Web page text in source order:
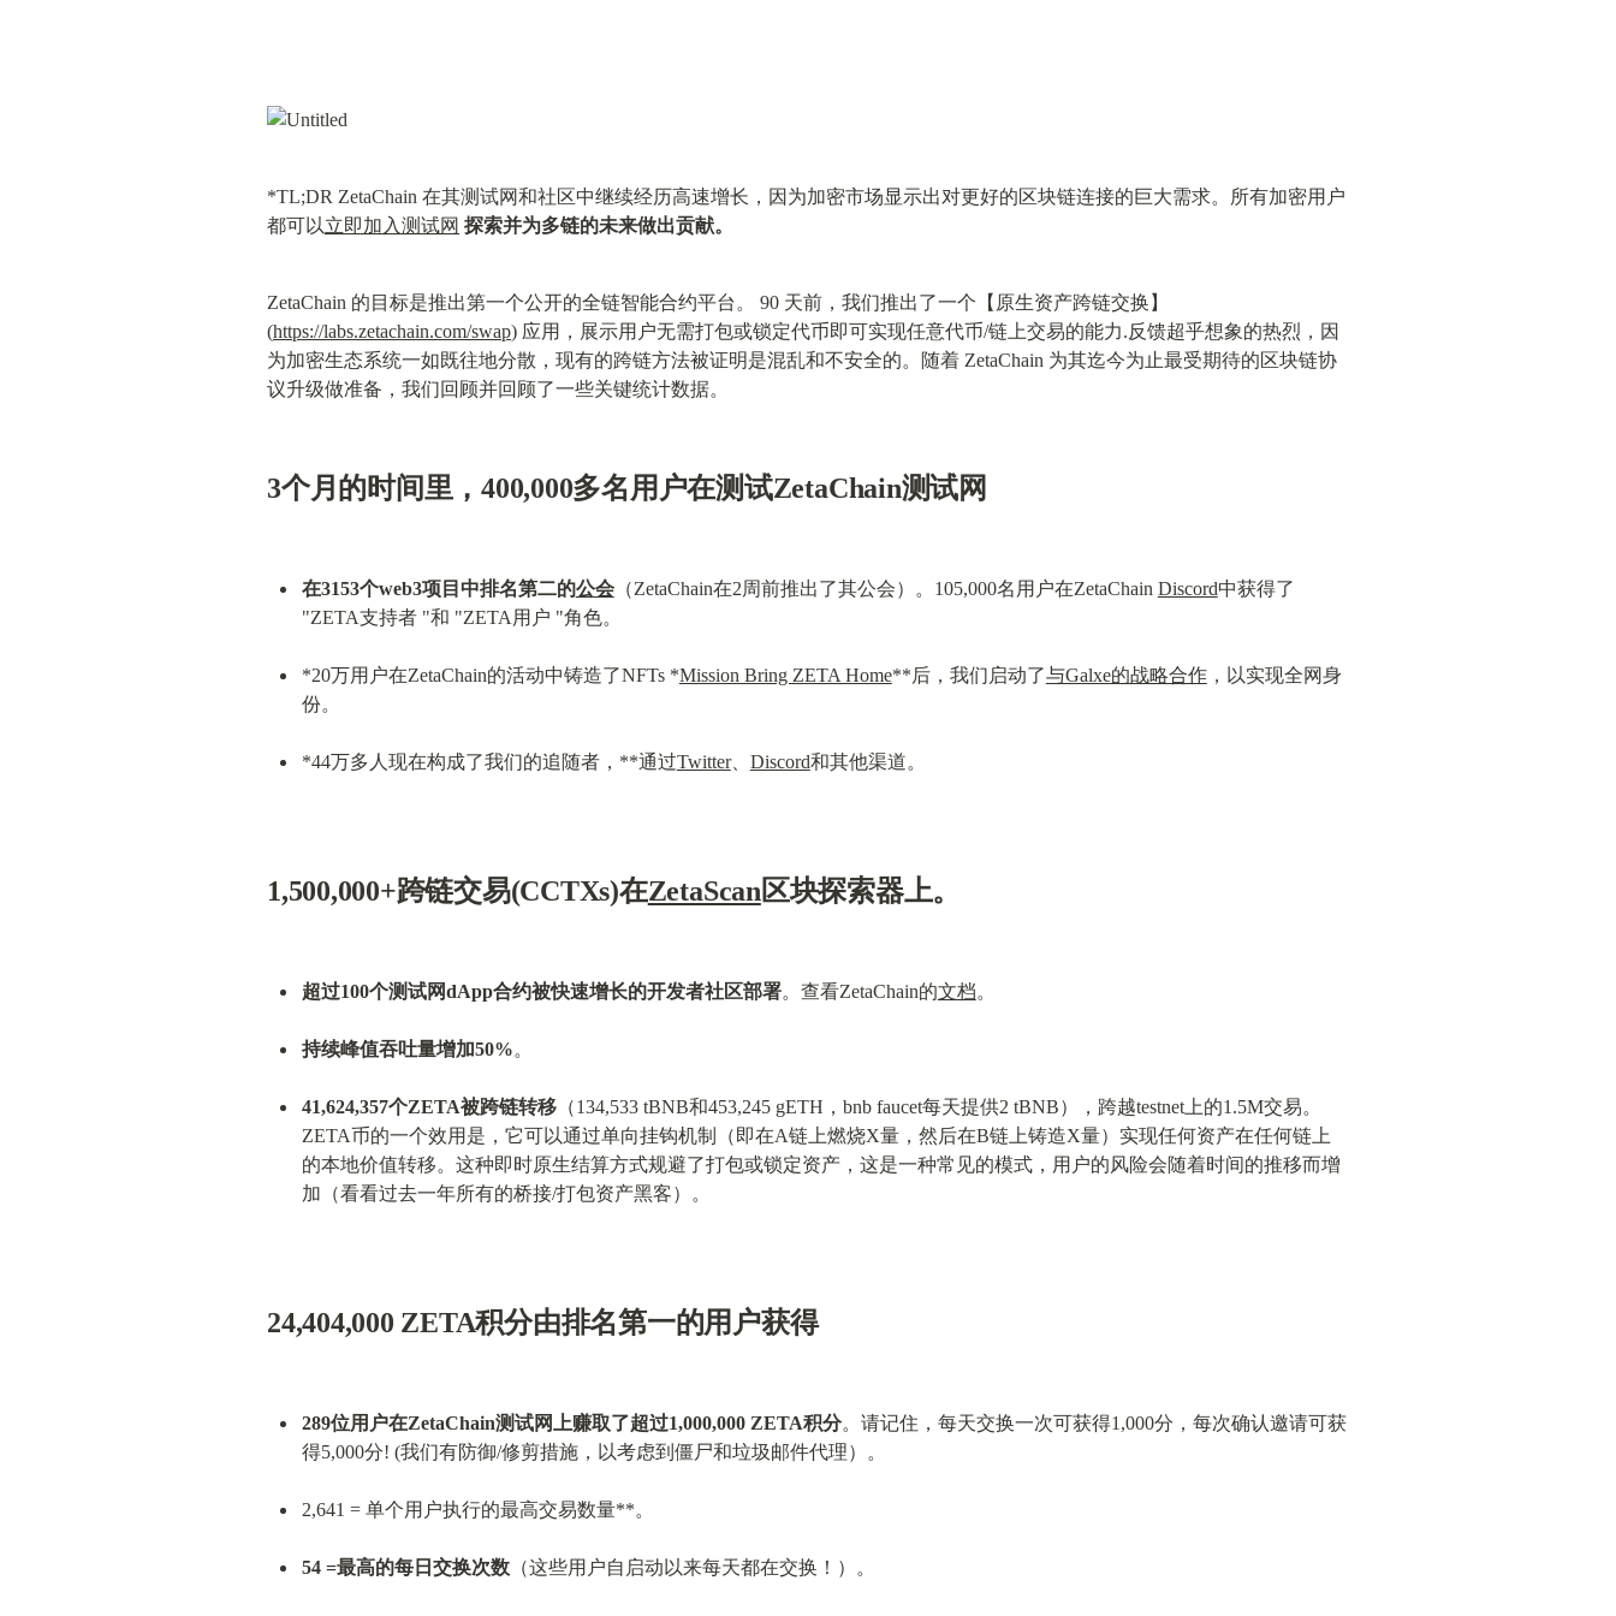
*TL;DR ZetaChain 在其测试网和社区中继续经历高速增长，因为加密市场显示出对更好的区块链连接的巨大需求。所有加密用户
都可以立即加入测试网 探索并为多链的未来做出贡献。
ZetaChain 的目标是推出第一个公开的全链智能合约平台。 90 天前，我们推出了一个【原生资产跨链交换】
(https://labs.zetachain.com/swap) 应用，展示用户无需打包或锁定代币即可实现任意代币/链上交易的能力.反馈超乎想象的热烈，因
为加密生态系统一如既往地分散，现有的跨链方法被证明是混乱和不安全的。随着 ZetaChain 为其迄今为止最受期待的区块链协
议升级做准备，我们回顾并回顾了一些关键统计数据。
3个月的时间里，400,000多名用户在测试ZetaChain测试网
在3153个web3项目中排名第二的公会（ZetaChain在2周前推出了其公会）。105,000名用户在ZetaChain Discord中获得了
"ZETA支持者 "和 "ZETA用户 "角色。
*20万用户在ZetaChain的活动中铸造了NFTs *Mission Bring ZETA Home**后，我们启动了与Galxe的战略合作，以实现全网身
份。
*44万多人现在构成了我们的追随者，**通过Twitter、 Discord和其他渠道。
1,500,000+跨链交易(CCTXs)在ZetaScan区块探索器上。
超过100个测试网dApp合约被快速增长的开发者社区部署。查看ZetaChain的文档。
持续峰值吞吐量增加50%。
41,624,357个ZETA被跨链转移（134,533 tBNB和453,245 gETH，bnb faucet每天提供2 tBNB），跨越testnet上的1.5M交易。
ZETA币的一个效用是，它可以通过单向挂钩机制（即在A链上燃烧X量，然后在B链上铸造X量）实现任何资产在任何链上
的本地价值转移。这种即时原生结算方式规避了打包或锁定资产，这是一种常见的模式，用户的风险会随着时间的推移而增
加（看看过去一年所有的桥接/打包资产黑客）。
24,404,000 ZETA积分由排名第一的用户获得
289位用户在ZetaChain测试网上赚取了超过1,000,000 ZETA积分。请记住，每天交换一次可获得1,000分，每次确认邀请可获
得5,000分! (我们有防御/修剪措施，以考虑到僵尸和垃圾邮件代理）。
2,641 = 单个用户执行的最高交易数量**。
54 =最高的每日交换次数（这些用户自启动以来每天都在交换！）。